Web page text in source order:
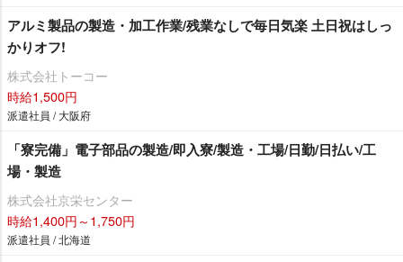
アルミ製品の製造・加工作業/残業なしで毎日気楽 土日祝はしっ
かりオフ!
株式会社トーコー
時給1,500円
派遣社員 / 大阪府
「寮完備」電子部品の製造/即入寮/製造・工場/日勤/日払い/工
場・製造
株式会社京栄センター
時給1,400円～1,750円
派遣社員 / 北海道